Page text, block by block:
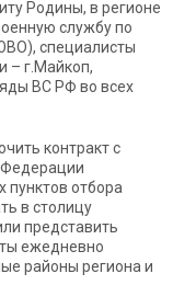
Родины, в регионе
службу по
специалисты
– г.Майкоп,
ВС РФ во всех
контракт с
Федерации
пунктов отбора
в столицу
представить
ежедневно
районы региона и